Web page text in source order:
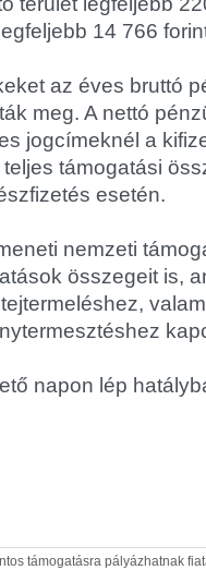
14 766
az éves bruttó
meg. A nettó
jogcímeknél a
támogatási
esetén.
nemzeti
összegeit is,
napon lép
támogatásra pályázhatnak